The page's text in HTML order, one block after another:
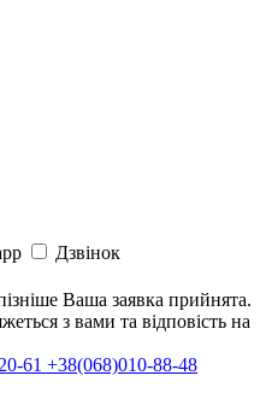
Дзвінок
Ваша заявка прийнята.
з вами та відповість на
61 +38(068)010-88-48